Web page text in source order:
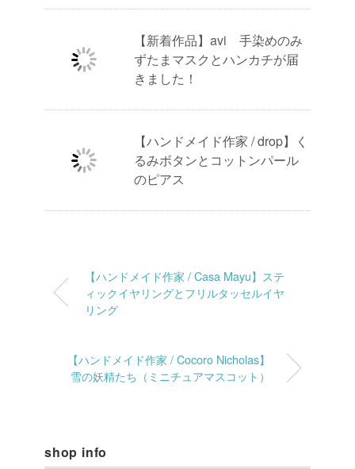
【新着作品】avi 手染めのみ
ずたまマスクとハンカチが届
きました！
【ハンドメイド作家 / drop】く
るみボタンとコットンパール
のピアス
【ハンドメイド作家 / Casa Mayu】ステ
ィックイヤリングとフリルタッセルイヤ
リング
【ハンドメイド作家 / Cocoro Nicholas】
雪の妖精たち（ミニチュアマスコット）
shop info